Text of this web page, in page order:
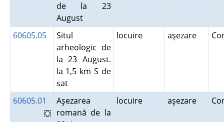
de la 23
August
60605.05
Situl
arheologic de
la 23 August.
la 1,5 km S de
sat
locuire aşezare
60605.01
Aşezarea
romană de la
locuire aşezare